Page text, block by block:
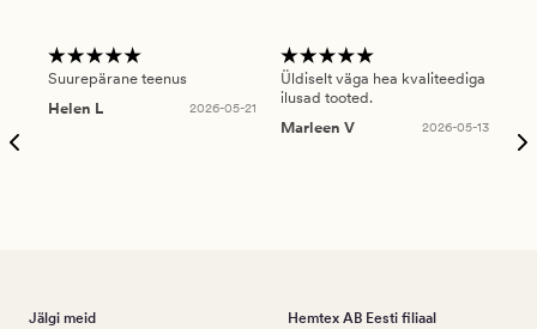
Suurepärane teenus
Helen L
2026-05-21
Üldiselt väga hea kvaliteediga
ilusad tooted.
Marleen V
2026-05-13
Jälgi meid Hemtex AB Eesti filiaal